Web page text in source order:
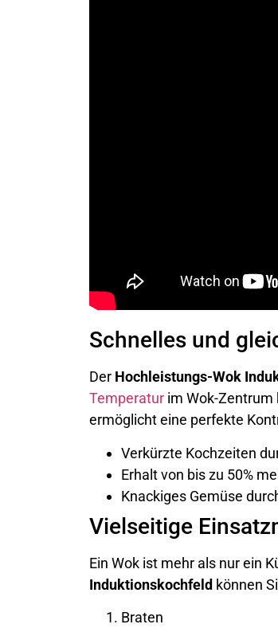
Schnelles und
Der Hochleistungs-Wok
Temperatur im Wok-Zentrum
ermöglicht eine perfekte
Verkürzte Kochzeiten
Erhalt von bis zu 50%
Knackiges Gemüse
Vielseitige
Ein Wok ist mehr als nur ein
Induktionskochfeld können
Braten